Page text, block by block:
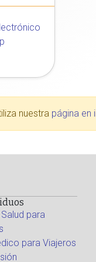
nuestra página en
para
para Viajeros